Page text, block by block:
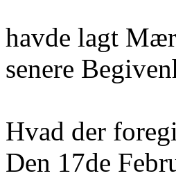
havde lagt
senere
Hvad der
Den 17de